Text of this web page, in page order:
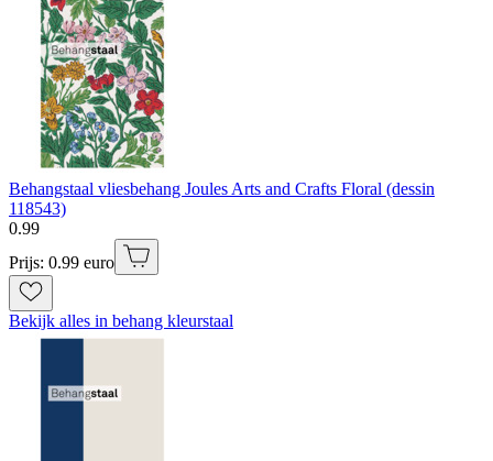
Behangstaal vliesbehang Joules Arts and Crafts Floral (dessin
118543)
0.99
Prijs: 0.99 euro
Bekijk alles in behang kleurstaal